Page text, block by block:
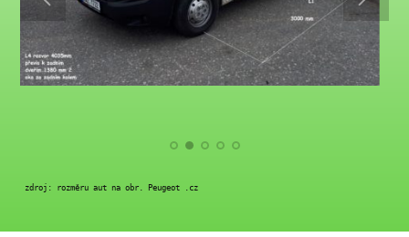
zdroj: rozměru aut na obr. Peugeot .cz